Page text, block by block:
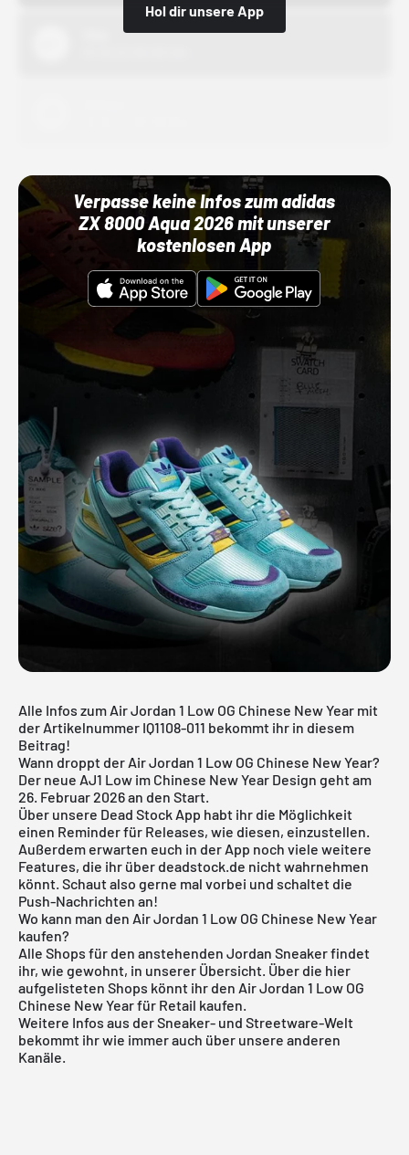
Hol dir unsere App
Verpasse keine Infos zum adidas
ZX 8000 Aqua 2026 mit unserer
kostenlosen App
Alle Infos zum Air Jordan 1 Low OG Chinese New Year mit
der Artikelnummer IQ1108-011 bekommt ihr in diesem
Beitrag!
Wann droppt der Air Jordan 1 Low OG Chinese New Year?
Der neue AJ1 Low im Chinese New Year Design geht am
26. Februar 2026 an den Start.
Über unsere Dead Stock App habt ihr die Möglichkeit
einen Reminder für Releases, wie diesen, einzustellen.
Außerdem erwarten euch in der App noch viele weitere
Features, die ihr über deadstock.de nicht wahrnehmen
könnt. Schaut also gerne mal vorbei und schaltet die
Push-Nachrichten an!
Wo kann man den Air Jordan 1 Low OG Chinese New Year
kaufen?
Alle Shops für den anstehenden Jordan Sneakerfindet
ihr, wie gewohnt, in unserer Übersicht. Über die hier
aufgelisteten Shops könnt ihr den Air Jordan 1 Low OG
Chinese New Year für Retail kaufen.
Weitere Infos aus der Sneaker- und Streetware-Welt
bekommt ihr wie immer auch über unsere anderen
Kanäle.